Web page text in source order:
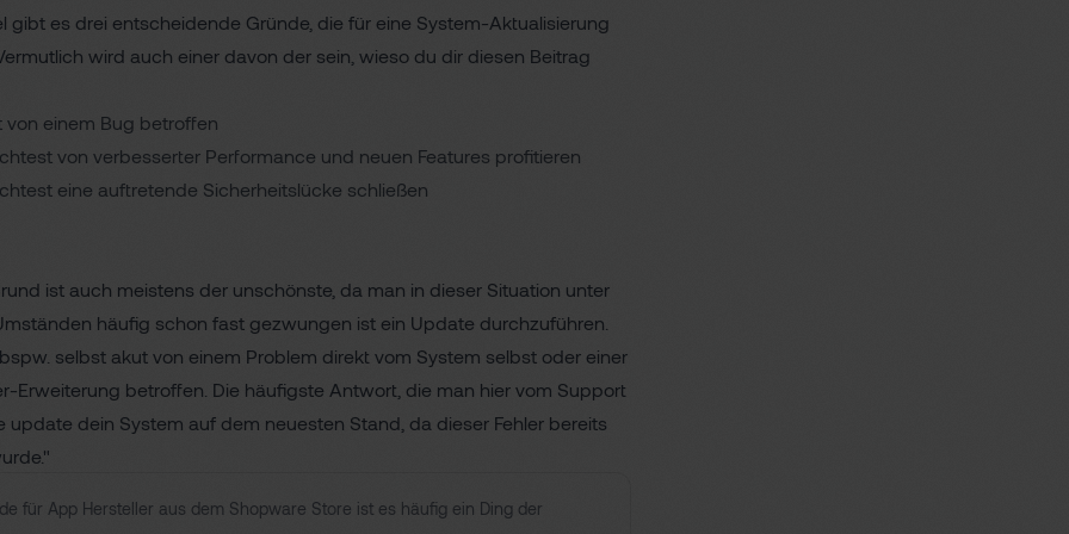
gibt es drei entscheidende Gründe, die für eine System-Aktualisierung
wird auch einer davon der sein, wieso du dir diesen Beitrag
von einem Bug betroffen
von verbesserter Performance und neuen Features profitieren
eine auftretende Sicherheitslücke schließen
ist auch meistens der unschönste, da man in dieser Situation unter
häufig schon fast gezwungen ist ein Update durchzuführen.
selbst akut von einem Problem direkt vom System selbst oder einer
Erweiterung betroffen. Die häufigste Antwort, die man hier vom Support
update dein System auf dem neuesten Stand, da dieser Fehler bereits
für App Hersteller aus dem Shopware Store ist es häufig ein Ding der